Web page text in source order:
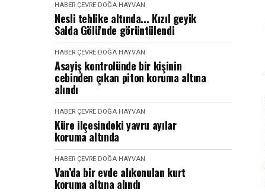
HABER ÇEVRE DOĞA HAYVAN
Nesli tehlike altında... Kızıl geyik
Salda Gölü'nde görüntülendi
HABER ÇEVRE DOĞA HAYVAN
Asayiş kontrolünde bir kişinin
cebinden çıkan piton koruma altına
alındı
HABER ÇEVRE DOĞA HAYVAN
Küre ilçesindeki yavru ayılar
koruma altında
HABER ÇEVRE DOĞA HAYVAN
Van’da bir evde alıkonulan kurt
koruma altına alındı